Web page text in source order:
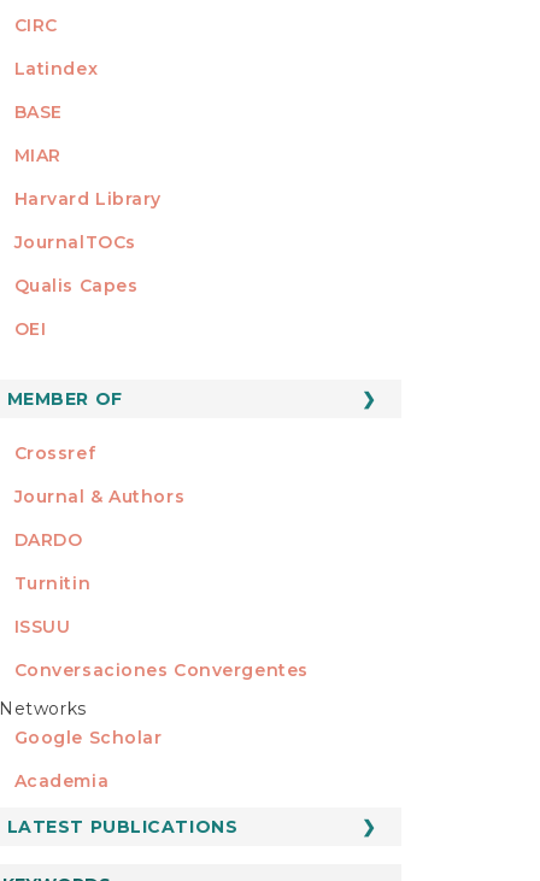
CIRC
Latindex
BASE
MIAR
Harvard Library
JournalTOCs
Qualis Capes
OEI
MEMBER OF
Crossref
Journal & Authors
DARDO
Turnitin
ISSUU
Conversaciones Convergentes
REDES
Google Scholar
Academia
LATEST PUBLICATIONS